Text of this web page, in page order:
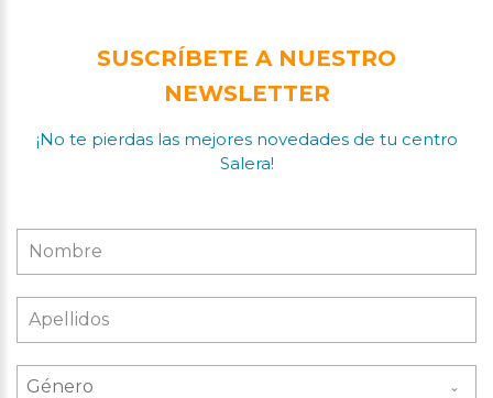
SUSCRÍBETE A NUESTRO
NEWSLETTER
¡No te pierdas las mejores novedades de tu centro
Salera!
Género